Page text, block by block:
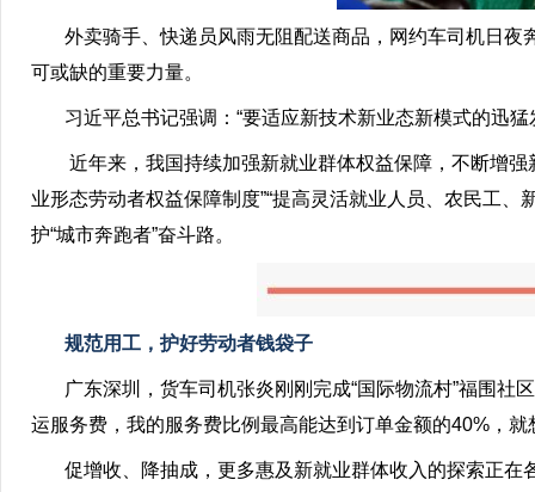
外卖骑手、快递员风雨无阻配送商品，网约车司机日夜
可或缺的重要力量。
习近平总书记强调：“要适应新技术新业态新模式的迅猛
近年来，我国持续加强新就业群体权益保障，不断增强
业形态劳动者权益保障制度”“提高灵活就业人员、农民工
护“城市奔跑者”奋斗路。
规范用工，护好劳动者钱袋子
广东深圳，货车司机张炎刚刚完成“国际物流村”福围社
运服务费，我的服务费比例最高能达到订单金额的40%，就
促增收、降抽成，更多惠及新就业群体收入的探索正在